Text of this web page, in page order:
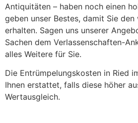
Antiquitäten – haben noch einen
geben unser Bestes, damit Sie
erhalten. Sagen uns unserer
Sachen dem Verlassenschaften-
alles Weitere für Sie.
Die Entrümpelungskosten in Ried
Ihnen erstattet, falls diese höher
Wertausgleich.